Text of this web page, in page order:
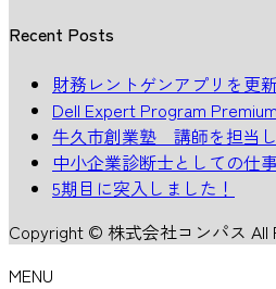
Recent Posts
財務レントゲンアプリを更
Dell Expert Program
牛久市創業塾 講師を担当
中小企業診断士としての仕
5期目に突入しました！
Copyright © 株式会社コンパス All
MENU